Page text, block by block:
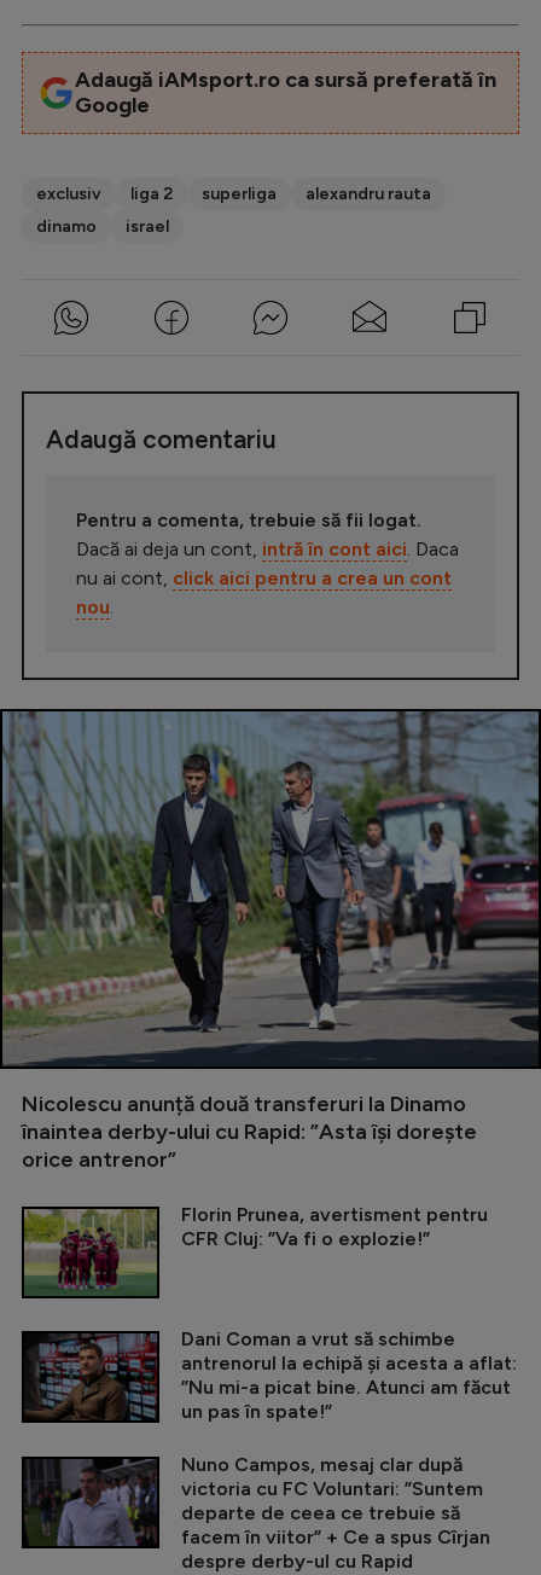
Adaugă iAMsport.ro ca sursă preferată în
Google
exclusiv liga 2 superliga
alexandru rauta
dinamo
israel
Adaugă comentariu
Pentru a comenta, trebuie să fii logat.
Dacă ai deja un cont, intră în cont aici . Daca
nu ai cont, click aici pentru a crea un cont
nou
Nicolescu anunță două transferuri la Dinamo
înaintea derby-ului cu Rapid: ”Asta își dorește
orice antrenor”
Florin Prunea, avertisment pentru
CFR Cluj: ”Va fi o explozie!”
Dani Coman a vrut să schimbe
antrenorul la echipă și acesta a aflat:
”Nu mi-a picat bine. Atunci am făcut
un pas în spate!”
Nuno Campos, mesaj clar după
victoria cu FC Voluntari: ”Suntem
departe de ceea ce trebuie să
facem în viitor” + Ce a spus Cîrjan
despre derby-ul cu Rapid